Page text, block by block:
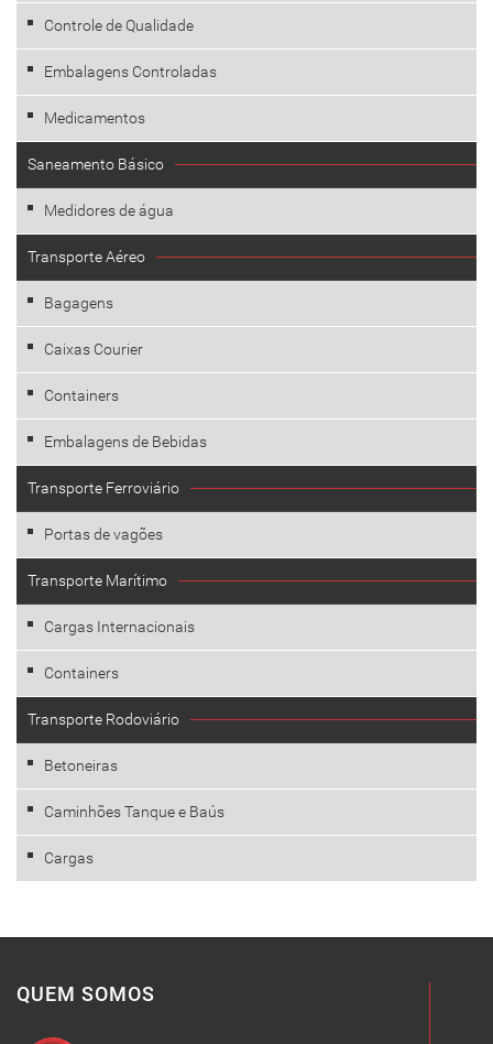
Controle de Qualidade
Embalagens Controladas
Medicamentos
Saneamento Básico
Medidores de água
Transporte Aéreo
Bagagens
Caixas Courier
Containers
Embalagens de Bebidas
Transporte Ferroviário
Portas de vagões
Transporte Marítimo
Cargas Internacionais
Containers
Transporte Rodoviário
Betoneiras
Caminhões Tanque e Baús
Cargas
QUEM SOMOS